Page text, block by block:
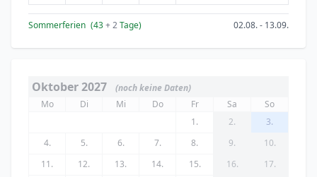
Sommerferien (43+ 2Tage) 02.08. - 13.09.
Oktober 2027
(noch keine Daten)
Mo
Di Mi Do Fr Sa
So
1.
2.
3.
4.
5. 6. 7. 8. 9.
10.
11.
12. 13. 14. 15. 16.
17.